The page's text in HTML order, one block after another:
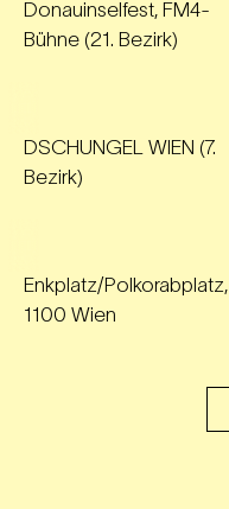
Donauinselfest, FM4-
Bühne (21. Bezirk)
DSCHUNGEL WIEN (7.
Bezirk)
Enkplatz/Polkorabplatz,
1100 Wien